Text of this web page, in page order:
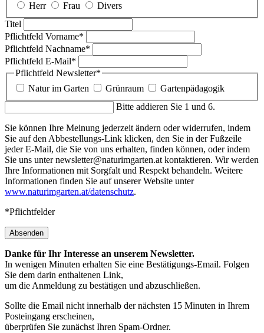
Herr Frau
Divers
Titel
Pflichtfeld Vorname*
Pflichtfeld Nachname*
Pflichtfeld E-Mail*
Pflichtfeld Newsletter*
Natur im Garten
Grünraum
Gartenpädagogik
Bitte addieren Sie 1 und 6.
Sie können Ihre Meinung jederzeit ändern oder widerrufen, indem
Sie auf den Abbestellungs-Link klicken, den Sie in der Fußzeile
jeder E-Mail, die Sie von uns erhalten, finden können, oder indem
Sie uns unter newsletter@naturimgarten.at kontaktieren. Wir werden
Ihre Informationen mit Sorgfalt und Respekt behandeln. Weitere
Informationen finden Sie auf unserer Website unter
www.naturimgarten.at/datenschutz.
*Pflichtfelder
Absenden
Danke für Ihr Interesse an unserem Newsletter.
In wenigen Minuten erhalten Sie eine Bestätigungs-Email. Folgen
Sie dem darin enthaltenen Link,
um die Anmeldung zu bestätigen und abzuschließen.
Sollte die Email nicht innerhalb der nächsten 15 Minuten in Ihrem
Posteingang erscheinen,
überprüfen Sie zunächst Ihren Spam-Ordner.